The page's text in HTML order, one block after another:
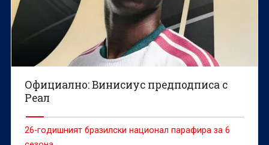
Официално: Винисиус предподписа с
Реал
26-годишният бразилски национал парафира за 6